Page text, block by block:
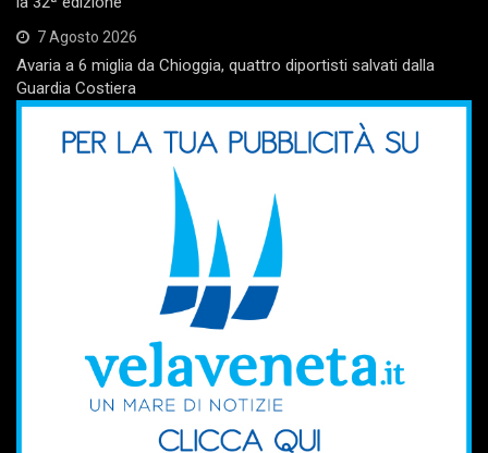
7 Agosto 2026
Avaria a 6 miglia da Chioggia, quattro diportisti salvati dalla
Guardia Costiera